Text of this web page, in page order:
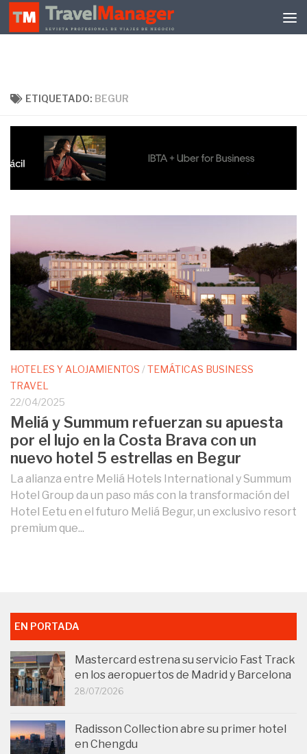
Debajo del contenido
ETIQUETADO: BEGUR
HOTELES Y ALOJAMIENTOS /TEMÁTICAS BUSINESS
TRAVEL
22/04/2025
Meliá y Summum refuerzan su apuesta
por el lujo en la Costa Brava con un
nuevo hotel 5 estrellas en Begur
La alianza entre Meliá Hotels International y Summum
Hotel Group da un paso más con la transformación del
Hotel Eetu en el futuro Meliá Begur, un exclusivo resort
premium que...
EN PORTADA
Mastercard estrena su servicio Fast Track
en los aeropuertos de Madrid y Barcelona
28/07/2026
Radisson Collection abre su primer hotel
en Chengdu